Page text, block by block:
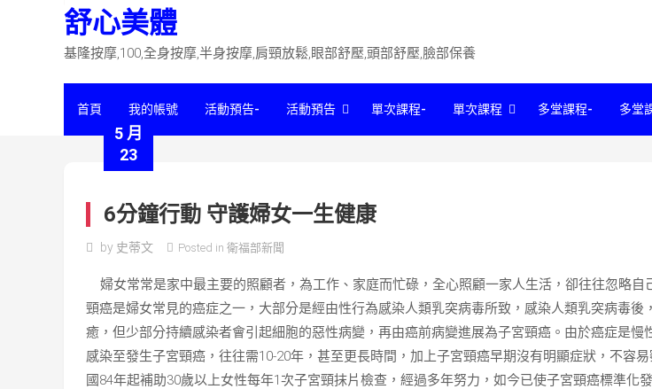
舒心美體
基隆按摩,100,全身按摩,半身按摩,肩頸放鬆,眼部舒壓,頭部舒壓,臉部保養
首頁 我的帳號 活動預告- 活動預告 單次課程- 單次課程 多堂課程- 多堂
5 月
23
6分鐘行動 守護婦女一生健康
by 史蒂文 Posted in 衛福部新聞
婦女常常是家中最主要的照顧者，為工作、家庭而忙碌，全心照顧一家人生活，卻往往忽略自
頸癌是婦女常見的癌症之一，大部分是經由性行為感染人類乳突病毒所致，感染人類乳突病毒後
癒，但少部分持續感染者會引起細胞的惡性病變，再由癌前病變進展為子宮頸癌。由於癌症是慢
感染至發生子宮頸癌，往往需10-20年，甚至更長時間，加上子宮頸癌早期沒有明顯症狀，不容
國84年起補助30歲以上女性每年1次子宮頸抹片檢查，經過多年努力，如今已使子宮頸癌標準化